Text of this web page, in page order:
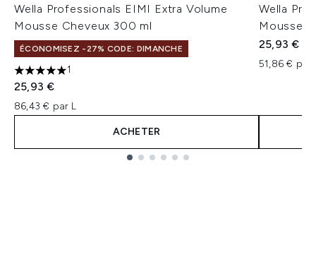
Wella Professionals EIMI Extra Volume
Mousse Cheveux 300 ml
ÉCONOMISEZ -27% CODE: DIMANCHE
5 étoiles sur un maximum de 5
1
25,93 €
86,43 € par L
ACHETER
Wella
Mousse
25,93 €
51,86 € par